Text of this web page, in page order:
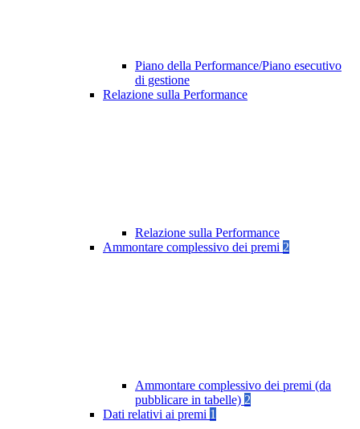
Piano della Performance/Piano esecutivo
di gestione
Relazione sulla Performance
Relazione sulla Performance
Ammontare complessivo dei premi 2
Ammontare complessivo dei premi (da
pubblicare in tabelle) 2
Dati relativi ai premi 1